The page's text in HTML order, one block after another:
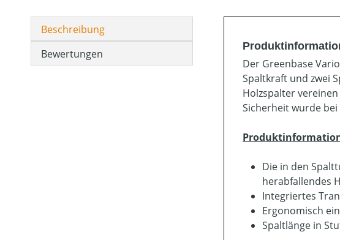
Beschreibung
Bewertungen
Der Greenbase
Spaltkraft und zwei
Holzspalter
Sicherheit wurde
Die in den
herabfallendes
Integriertes
Ergonomisch
Spaltlänge in